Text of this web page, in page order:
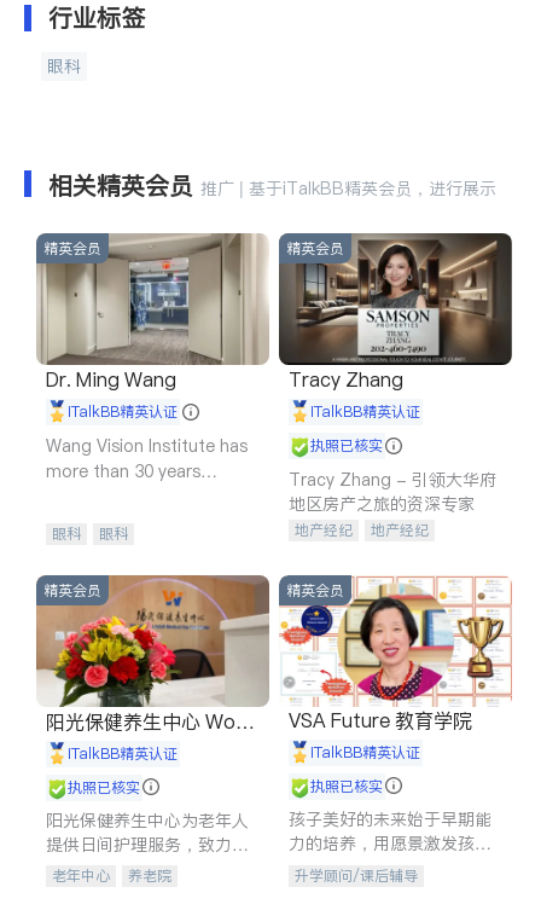
行业标签
眼科
相关精英会员 推广 | 基于iTalkBB精英会员，进行展示
精英会员
Dr. Ming Wang
iTalkBB精英认证
Wang Vision Institute has
more than 30 years
眼科 眼科
精英会员
Tracy Zhang
iTalkBB精英认证
执照已核实
Tracy Zhang - 引领大华府
地区房产之旅的资深专家
地产经纪
地产经纪
商铺租售
开发商建商
精英会员
阳光保健养生中心 World
shine
iTalkBB精英认证
执照已核实
阳光保健养生中心为老年人
提供日间护理服务，致力于
通过持续的护理创新来有效
老年中心 养老院
精英会员
VSA Future 教育学院
iTalkBB精英认证
执照已核实
孩子美好的未来始于早期能
力的培养，用愿景激发孩子
的学习潜力和动力。理念：
拥有成长型心态是成功的基
升学顾问/课后辅导